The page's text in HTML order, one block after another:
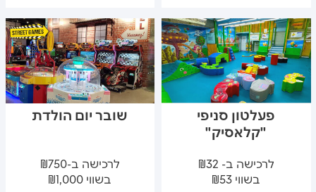
שובר יום הולדת
לרכישה ב-₪750
בשווי ₪1,000
פעלטון סניפי
"קלאסיק"
לרכישה ב- ₪32
בשווי ₪53